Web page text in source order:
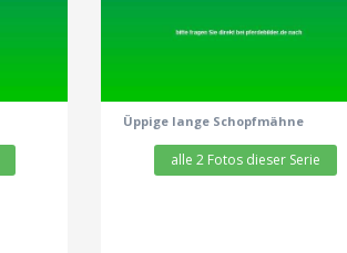
Üppige lange Schopfmähne
alle 2 Fotos dieser Serie